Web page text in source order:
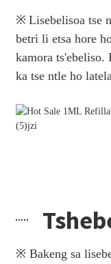
※ Lisebelisoa tse
betri li etsa hore
kamora ts'ebeliso.
ka tse ntle ho
※ Bakeng sa